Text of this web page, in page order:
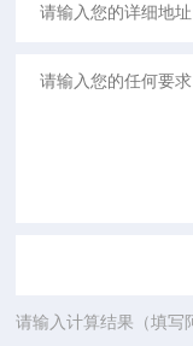
请输入计算结果（填写